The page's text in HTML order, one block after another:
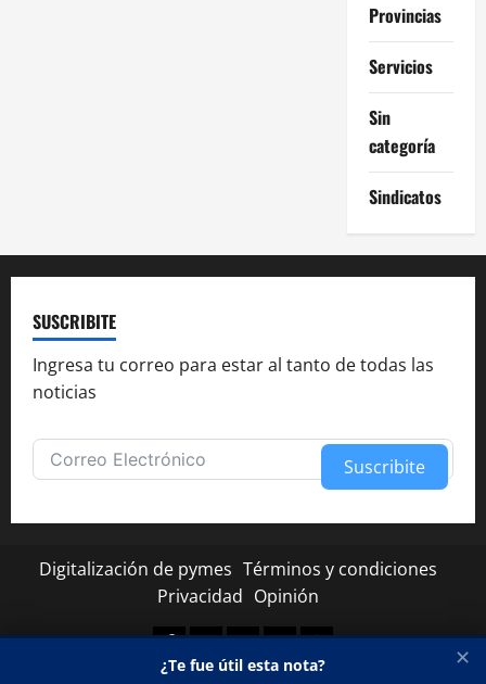
Provincias
Servicios
Sin
categoría
Sindicatos
SUSCRIBITE
Ingresa tu correo para estar al tanto de todas las
noticias
Suscribite
Digitalización de pymes Términos y condiciones
Privacidad Opinión
Facebook
TwitterLinkedinYoutubeInstagram
✕
¿Te fue útil esta nota?